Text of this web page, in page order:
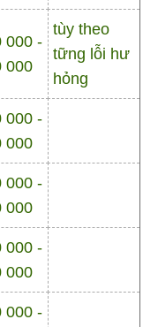
000 -
000
tùy theo
tững lỗi hư
hỏng
000 -
000
000 -
000
000 -
000
000 -